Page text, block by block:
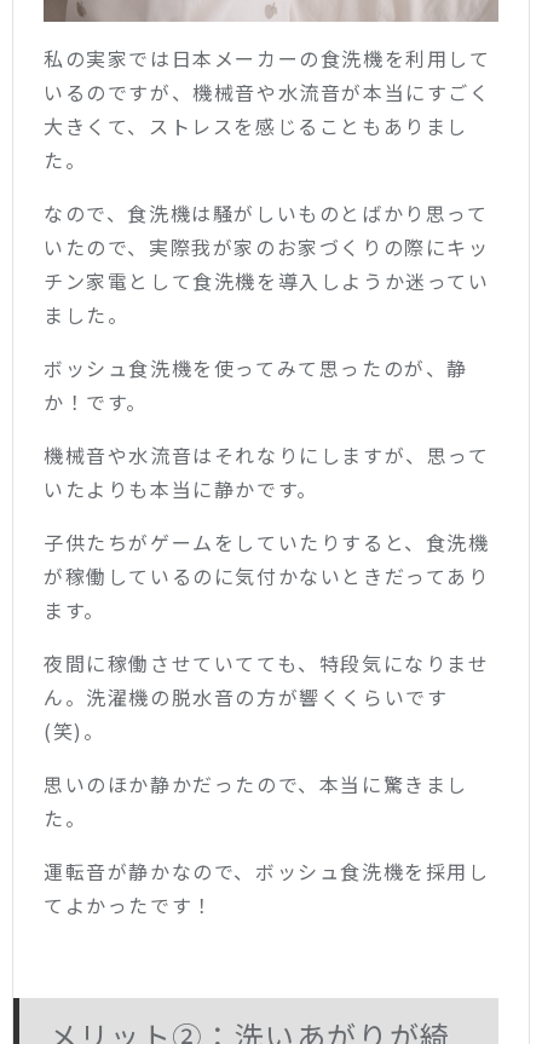
私の実家では日本メーカーの食洗機を利用して
いるのですが、機械音や水流音が本当にすごく
大きくて、ストレスを感じることもありまし
た。
なので、食洗機は騒がしいものとばかり思って
いたので、実際我が家のお家づくりの際にキッ
チン家電として食洗機を導入しようか迷ってい
ました。
ボッシュ食洗機を使ってみて思ったのが、静
か！です。
機械音や水流音はそれなりにしますが、思って
いたよりも本当に静かです。
子供たちがゲームをしていたりすると、食洗機
が稼働しているのに気付かないときだってあり
ます。
夜間に稼働させていてても、特段気になりませ
ん。洗濯機の脱水音の方が響くくらいです
(笑)。
思いのほか静かだったので、本当に驚きまし
た。
運転音が静かなので、ボッシュ食洗機を採用し
てよかったです！
メリット②：洗いあがりが綺